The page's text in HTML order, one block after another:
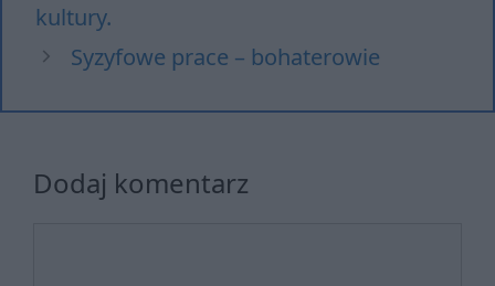
kultury.
Syzyfowe prace – bohaterowie
Dodaj komentarz